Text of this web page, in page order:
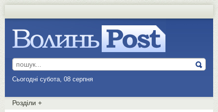
Сьогодні субота, 08 серпня
Розділи +